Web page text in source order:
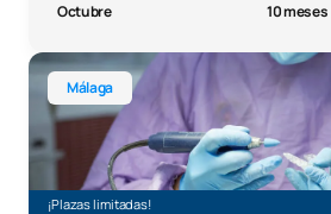
Octubre 10 meses
Málaga
¡Plazas limitadas!
Máster en Formación